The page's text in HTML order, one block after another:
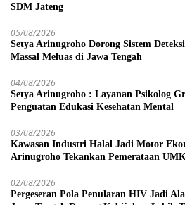
SDM Jateng
05/08/2026
Setya Arinugroho Dorong Sistem
Massal Meluas di Jawa Tengah
04/08/2026
Setya Arinugroho : Layanan Psikolog
Penguatan Edukasi Kesehatan Mental
03/08/2026
Kawasan Industri Halal Jadi Motor
Arinugroho Tekankan Pemerataan
02/08/2026
Pergeseran Pola Penularan HIV Jadi